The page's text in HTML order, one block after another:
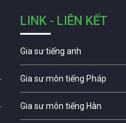
LINK - LIÊN KẾT
Gia sư tiếng anh
Gia sư môn tiếng Pháp
Gia sư môn tiếng Hàn